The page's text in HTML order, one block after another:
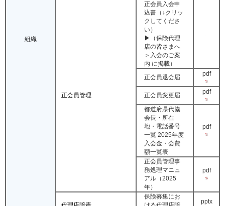
組織
正会員管理
正会員入会申
込書（↓クリッ
クしてくださ
い）
▶（保険代理
店の皆さまへ
＞入会のご案
内 に掲載）
正会員退会届
pdf
正会員変更届
pdf
都道府県代協
会長・所在
地・電話番号
一覧 2025年度
入会金・会費
額一覧表
pdf
正会員管理事
務処理マニュ
アル（2025
年）
pdf
保険募集にお
pptx